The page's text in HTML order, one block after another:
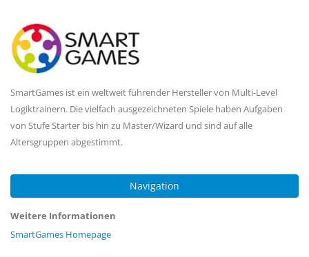
SmartGames ist ein weltweit führender Hersteller von Multi-Level
Logiktrainern. Die vielfach ausgezeichneten Spiele haben Aufgaben
von Stufe Starter bis hin zu Master/Wizard und sind auf alle
Altersgruppen abgestimmt.
Navigation
Weitere Informationen
SmartGames Homepage